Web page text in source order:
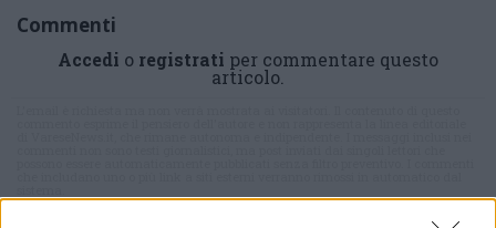
Commenti
Accedi o registrati per commentare questo
articolo.